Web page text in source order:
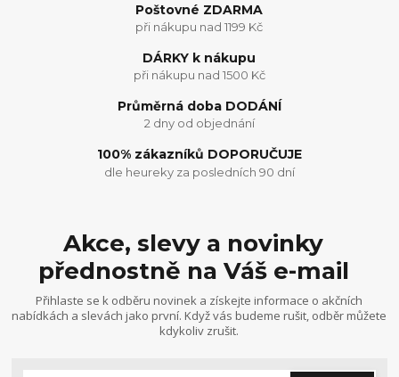
Poštovné ZDARMA
při nákupu nad 1199 Kč
DÁRKY k nákupu
při nákupu nad 1500 Kč
Průměrná doba DODÁNÍ
2 dny od objednání
100% zákazníků DOPORUČUJE
dle heureky za posledních 90 dní
Akce, slevy a novinky
přednostně na Váš e-mail
Přihlaste se k odběru novinek a získejte informace o akčních
nabídkách a slevách jako první. Když vás budeme rušit, odběr můžete
kdykoliv zrušit.